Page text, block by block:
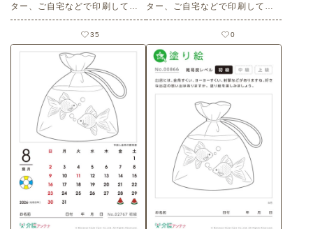
ター、ご自宅などで印刷してお
使いいただける無料の高齢者向
け介護レク素材（塗り絵・中
級）です。
35
ター、ご自宅などで印刷してお
使いいただける無料の高齢者向
け介護レク素材 2026年9月の塗
り絵カレンダー「ススキ」（カ
レンダー作り・上級）です。 関
連キーワード：尾花・野原・草
原・子供・高原・丘・散策・
穂・昭和の風景
0